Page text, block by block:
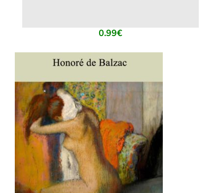
0.99€
AJOUTER AU PANIER / DÉTAILS